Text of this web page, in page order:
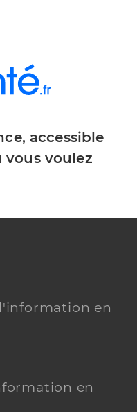
accessible
vous voulez
en
en